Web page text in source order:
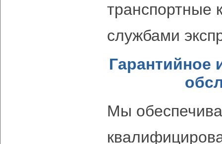
транспортные
службами
Гарантийное
Мы